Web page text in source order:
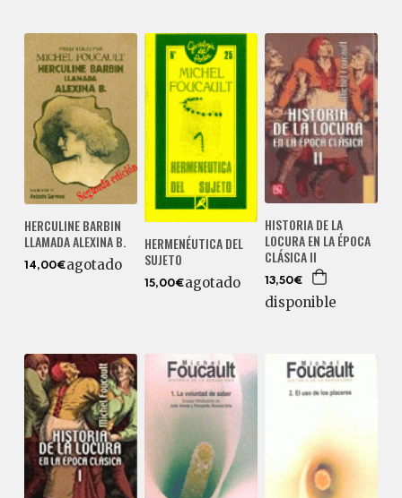
HERCULINE BARBIN
LLAMADA ALEXINA B.
14,00€agotado
HERMENÉUTICA DEL
SUJETO
15,00€agotado
HISTORIA DE LA
LOCURA EN LA ÉPOCA
CLÁSICA II
13,50€
disponible